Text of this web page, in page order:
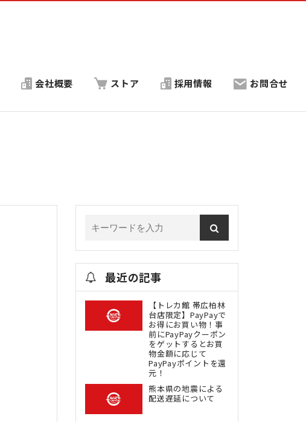
会社概要 ストア 採用情報 お問合せ
最近の記事
【トレカ館 帯広柏林
台店限定】PayPayで
お得にお買い物！事
前にPayPayクーポン
をゲットするとお買
物金額に応じて
PayPayポイントを還
元！
熊本県の地震による
配送遅延について